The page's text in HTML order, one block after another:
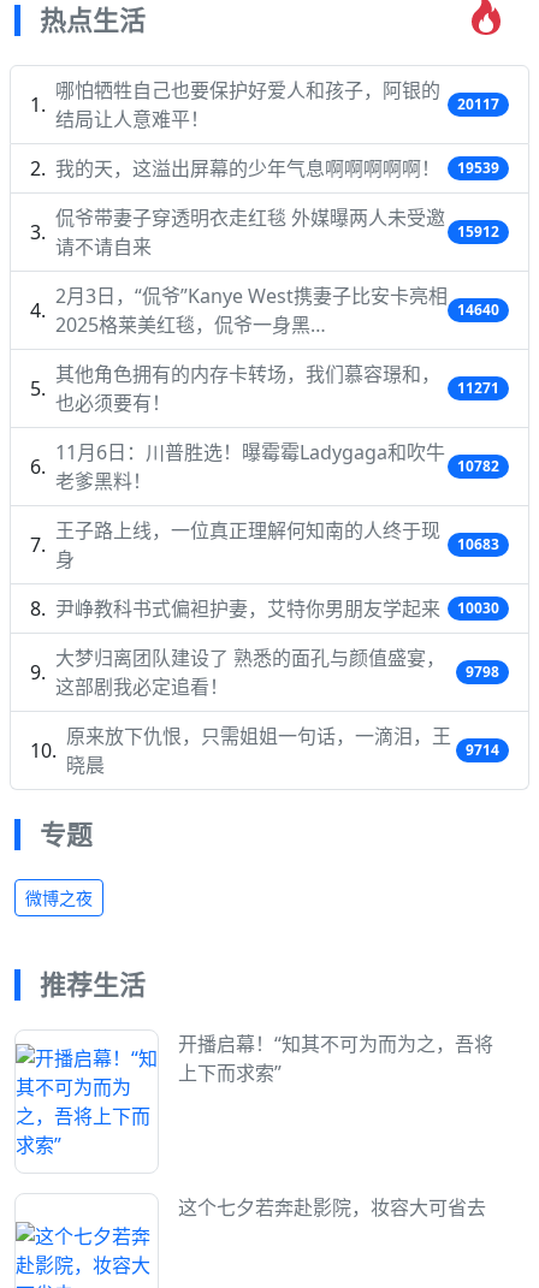
热点生活
哪怕牺牲自己也要保护好爱人和孩子，阿银的
结局让人意难平！
20117
我的天，这溢出屏幕的少年气息啊啊啊啊啊！ 19539
侃爷带妻子穿透明衣走红毯 外媒曝两人未受邀
请不请自来
15912
2月3日，“侃爷”Kanye West携妻子比安卡亮相
2025格莱美红毯，侃爷一身黑…
14640
其他角色拥有的内存卡转场，我们慕容璟和，
也必须要有！
11271
11月6日：川普胜选！曝霉霉Ladygaga和吹牛
老爹黑料！
10782
王子路上线，一位真正理解何知南的人终于现
身
10683
尹峥教科书式偏袒护妻，艾特你男朋友学起来 10030
大梦归离团队建设了 熟悉的面孔与颜值盛宴，
这部剧我必定追看！
9798
原来放下仇恨，只需姐姐一句话，一滴泪，王
晓晨
9714
专题
微博之夜
推荐生活
开播启幕！“知其不可为而为之，吾将
上下而求索”
这个七夕若奔赴影院，妆容大可省去